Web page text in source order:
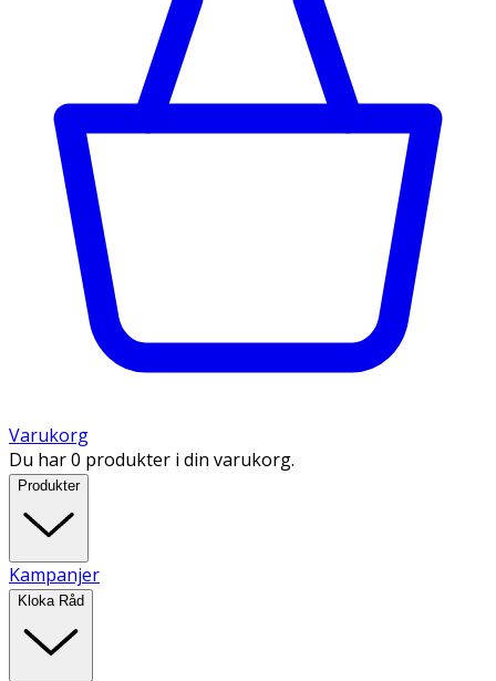
Varukorg
Du har 0 produkter i din varukorg.
Produkter
Kampanjer
Kloka Råd